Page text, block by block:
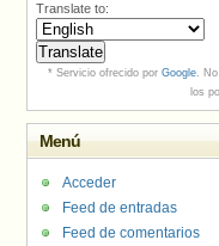
Translate to:
* Servicio ofrecido por Google.
los
Menú
Acceder
Feed de entradas
Feed de comentarios